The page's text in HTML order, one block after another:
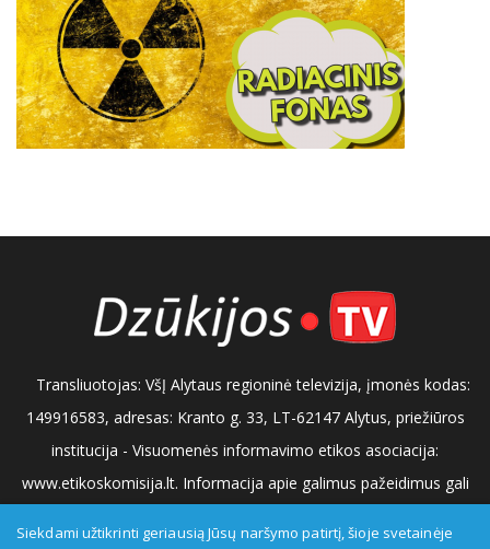
Transliuotojas: VšĮ Alytaus regioninė televizija, įmonės kodas:
149916583, adresas: Kranto g. 33, LT-62147 Alytus, priežiūros
institucija - Visuomenės informavimo etikos asociacija:
www.etikoskomisija.lt. Informacija apie galimus pažeidimus gali
Siekdami užtikrinti geriausią Jūsų naršymo patirtį, šioje svetainėje